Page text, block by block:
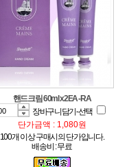
핸드크림 60ml x2EA -RA
장바구니담기-선택
단가금액 : 1,080원
100개 이상 구매시의 단가입니다.
배송비 : 무료